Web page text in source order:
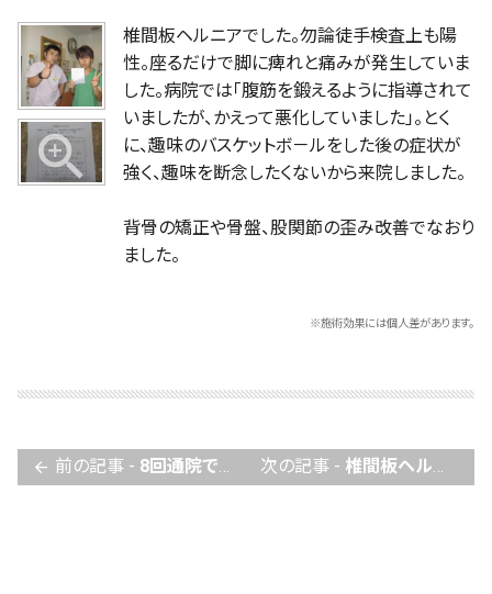
椎間板ヘルニアでした。勿論徒手検査上も陽
性。座るだけで脚に痺れと痛みが発生していま
した。病院では「腹筋を鍛えるように指導されて
いましたが、かえって悪化していました」。とく
に、趣味のバスケットボ－ルをした後の症状が
強く、趣味を断念したくないから来院しました。
背骨の矯正や骨盤、股関節の歪み改善でなおり
ました。
※施術効果には個人差があります。
arrow_back 前の記事 - 8回通院で歪みが改善されて楽になりました。 次の記事 - 椎間板ヘルニアが手術なしで改善できました